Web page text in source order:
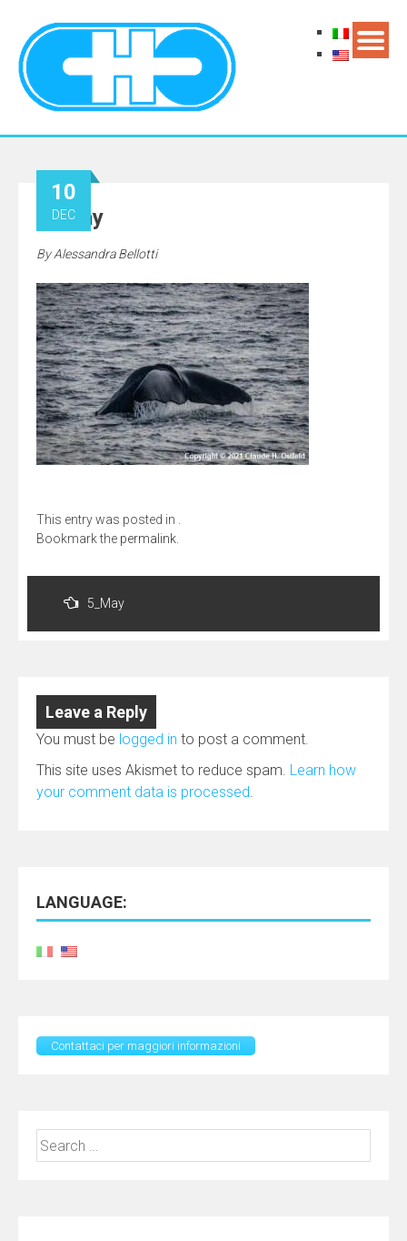
5_May
10
DEC
ByAlessandra Bellotti
This entry was posted in .
Bookmark the permalink
Post
navigation5_May
Leave a Reply
You must be logged in to post a comment.
This site uses Akismet to reduce spam. Learn how
your comment data is processed.
LANGUAGE:
Contattaci per maggiori informazioni
Search
for: